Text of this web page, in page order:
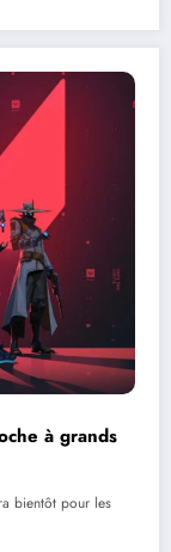
à grands
bientôt pour les